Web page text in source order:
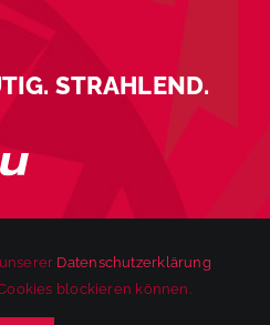
STRAHLEND.
Datenschutzerklärung
blockieren können.